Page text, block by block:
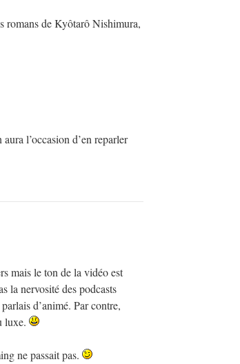
romans de Kyôtarô Nishimura,
l’occasion d’en reparler
mais le ton de la vidéo est
la nervosité des podcasts
d’animé. Par contre,
luxe.
ne passait pas.